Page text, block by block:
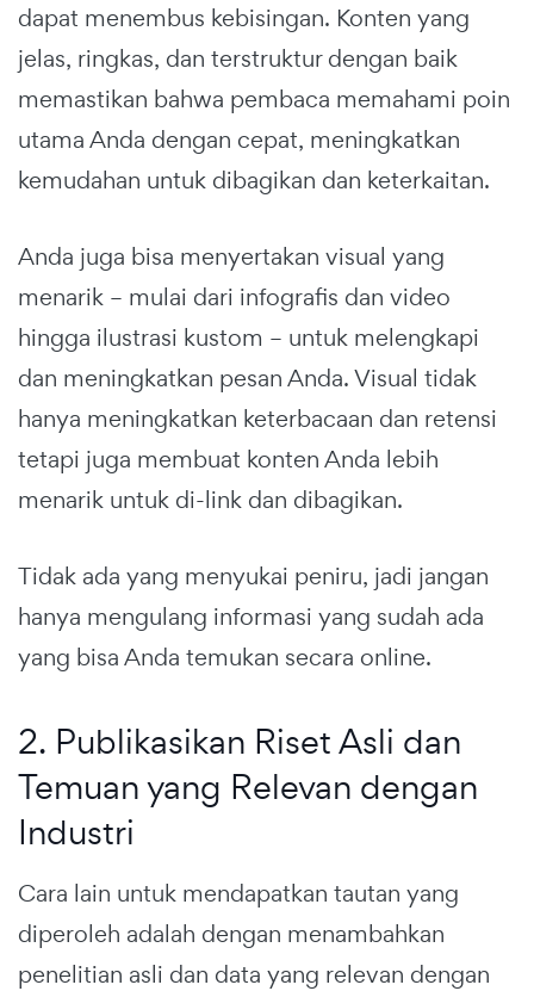
dapat menembus kebisingan. Konten yang
jelas, ringkas, dan terstruktur dengan baik
memastikan bahwa pembaca memahami poin
utama Anda dengan cepat, meningkatkan
kemudahan untuk dibagikan dan keterkaitan.
Anda juga bisa menyertakan visual yang
menarik – mulai dari infografis dan video
hingga ilustrasi kustom – untuk melengkapi
dan meningkatkan pesan Anda. Visual tidak
hanya meningkatkan keterbacaan dan retensi
tetapi juga membuat konten Anda lebih
menarik untuk di-link dan dibagikan.
Tidak ada yang menyukai peniru, jadi jangan
hanya mengulang informasi yang sudah ada
yang bisa Anda temukan secara online.
2. Publikasikan Riset Asli dan
Temuan yang Relevan dengan
Industri
Cara lain untuk mendapatkan tautan yang
diperoleh adalah dengan menambahkan
penelitian asli dan data yang relevan dengan